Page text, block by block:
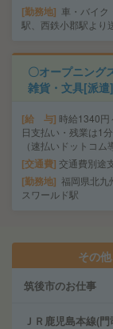
勤務地 車・バイ
駅、西鉄小郡駅より
〇オープニン
雑貨・文具[派遣]
給 与 時給1340
日支払い・残業は1
（速払いドットコム
交通費 交通費別途
勤務地 福岡県北九
スワールド駅
その
筑後市のお仕事
ＪＲ鹿児島本線(